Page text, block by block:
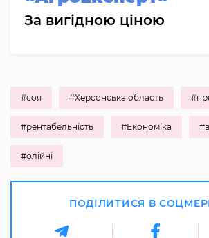
За вигідною ціною
#соя #Херсонська область
#рентабельність #Економіка
#олійні
ПОДІЛИТИСЯ В